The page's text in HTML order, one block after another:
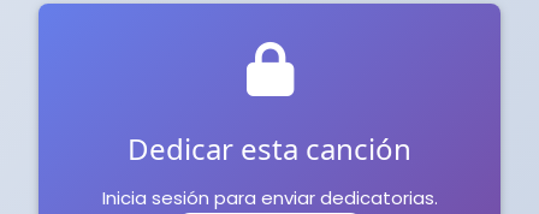
Dedicar esta canción
Inicia sesión para enviar dedicatorias.